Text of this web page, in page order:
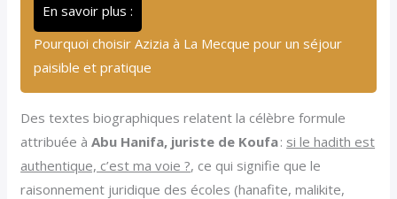
En savoir plus :
Pourquoi choisir Azizia à La Mecque pour un séjour
paisible et pratique
Des textes biographiques relatent la célèbre formule
attribuée àAbu Hanifa, juriste de Koufa: si le hadith est
authentique, c’est ma voie ?, ce qui signifie que le
raisonnement juridique des écoles (hanafite, malikite,